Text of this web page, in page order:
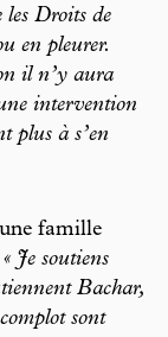
les Droits de
en pleurer.
il n’y aura
intervention
plus à s’en
famille
« Je soutiens
Bachar,
sont